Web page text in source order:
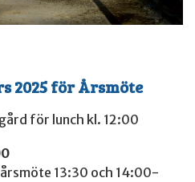
2025 för Årsmöte
för lunch kl. 12:00
13:30 och 14:00-